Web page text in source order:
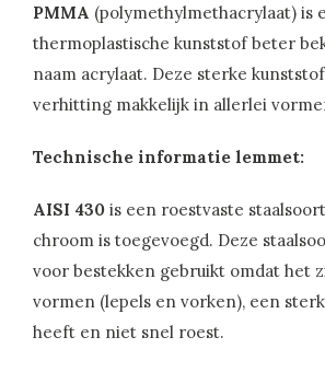
PMMA (polymethylmethacrylaat) is
thermoplastische kunststof beter
naam acrylaat. Deze sterke
verhitting makkelijk in allerlei
Technische informatie lemmet:
AISI 430 is een roestvaste
chroom is toegevoegd. Deze
voor bestekken gebruikt omdat het
vormen (lepels en vorken), een
heeft en niet snel roest.